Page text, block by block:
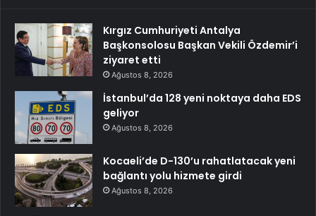
Kırgız Cumhuriyeti Antalya
Başkonsolosu Başkan Vekili Özdemir’i
ziyaret etti
Ağustos 8, 2026
İstanbul’da 128 yeni noktaya daha EDS
geliyor
Ağustos 8, 2026
Kocaeli’de D-130’u rahatlatacak yeni
bağlantı yolu hizmete girdi
Ağustos 8, 2026